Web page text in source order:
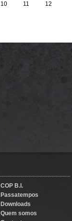
10 11
12
COP B.I.
Passatempos
Downloads
Quem somos